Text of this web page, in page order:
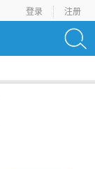
登录 注册